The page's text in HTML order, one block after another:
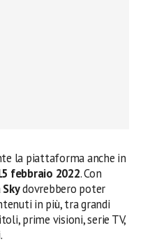
la piattaforma anche in
febbraio 2022. Con
Skydovrebbero poter
in più, tra grandi
prime visioni, serie TV,